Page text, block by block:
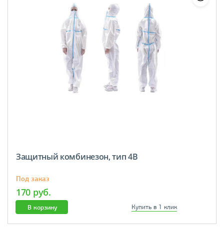
Защитный комбинезон, тип 4B
Под заказ
170 руб.
В корзину Купить в 1 клик